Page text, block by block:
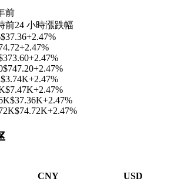
前
前24 小時漲跌幅
$37.36+2.47%
+2.47%
+2.47%
$747.20+2.47%
$3.74K+2.47%
$7.47K+2.47%
$37.36K+2.47%
$74.72K+2.47%
CNY USD